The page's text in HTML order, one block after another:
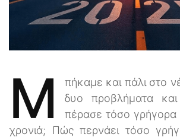
M
πήκαμε και πάλι στο
δυο προβλήματα
πέρασε τόσο
χρονιά; Πώς περνάει τόσο